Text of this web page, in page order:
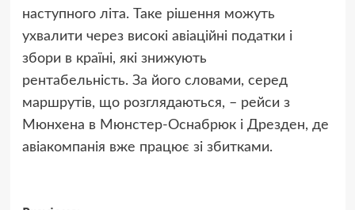
наступного літа. Таке рішення можуть
ухвалити через високі авіаційні податки і
збори в країні, які знижують
рентабельність. За його словами, серед
маршрутів, що розглядаються, – рейси з
Мюнхена в Мюнстер-Оснабрюк і Дрезден, де
авіакомпанія вже працює зі збитками.